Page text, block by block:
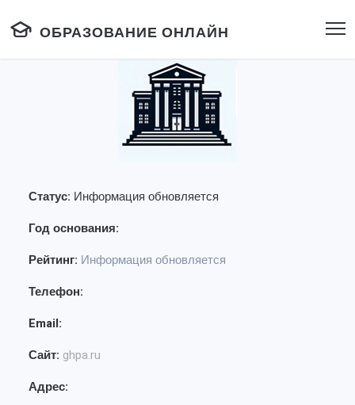
ОБРАЗОВАНИЕ ОНЛАЙН
Статус: Информация обновляется
Год основания:
Рейтинг: Информация обновляется
Телефон:
Email:
Сайт: ghpa.ru
Адрес: